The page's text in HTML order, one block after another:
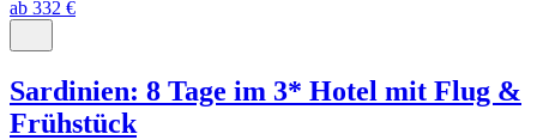
ab 332 €
Sardinien: 8 Tage im 3* Hotel mit Flug &
Frühstück